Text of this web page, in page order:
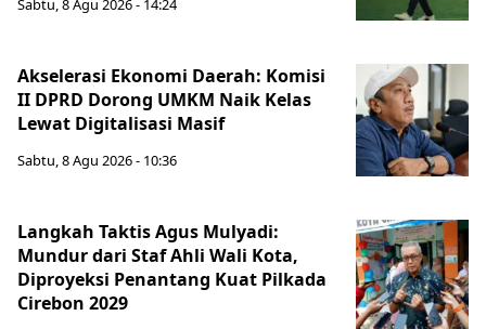
Sabtu, 8 Agu 2026 - 14:24
Akselerasi Ekonomi Daerah: Komisi
II DPRD Dorong UMKM Naik Kelas
Lewat Digitalisasi Masif
Sabtu, 8 Agu 2026 - 10:36
Langkah Taktis Agus Mulyadi:
Mundur dari Staf Ahli Wali Kota,
Diproyeksi Penantang Kuat Pilkada
Cirebon 2029